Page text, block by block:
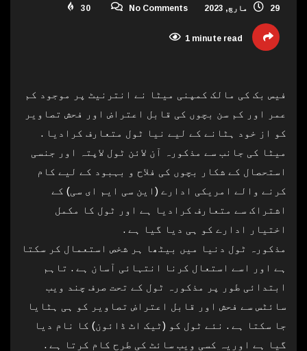
29 مارچ, 2023 No Comments
30
1 minute read
فیس بک کی مالک کمپنی میٹا نے انترنیٹ پر موجود کم
عمر اور کم سن بچوں کی قابل اعتراض اور فحش تصاویر
کو از خود ہٹانے کے لیے نیا ٹول متعارف کرادیا .
میٹا کی جانب سے مذکورہ آن لائن ٹول لاپتہ اور جنسی
استحصال کے شکار بچوں کی فلاح و بہبود کے لیے کام
کرنے والے امریکی ادارے (این سی ایم ای سی) کے
اشتراک سے متعارف کرادیا ہے اور ٹول کا مکمل
اختیار ادارے کو ہی دیا گیا ہے .
مذکورہ ٹول دنیا میں بیٹھا ہر شخص استعمال کر سکتا
ہے اور اسے استعال کرنا انتہائی آسان ہے . تاہم
ابتدائی طور پر مذکورہ ٹول کے تحت صرف چند ویب
سائٹس سے فحش اور قابل اعتراض تصاویر کو ہی ہٹایا
جا سکتا ہے . نئے ٹول کو (ٹیک اٹ ڈائون) کا نام دیا
گیا ہے اوریہ کسی ویب سائٹ کی طرح کام کرتا ہے .